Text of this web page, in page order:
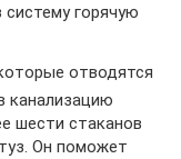
горячую
отводятся
канализацию
шести стаканов
Он поможет